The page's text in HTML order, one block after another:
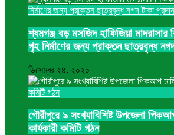
শ্যমগঞ্জ বড় মসজিদ হাফিজিয়া
গৃহ নির্মাণের জন্য প্রাক্তন ছাত্রবৃন্ধ
ডিসেম্বর ২৪, ২০২০
গৌরীপুরে ৯ সংখ্যাবিশিষ্ট উপজেলা
কার্যকারী কমিটি গঠন